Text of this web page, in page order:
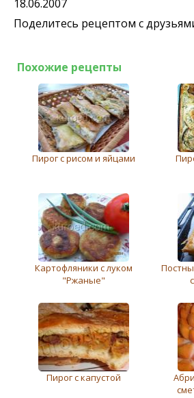
18.06.2007
Поделитесь рецептом с
Похожие рецепты
Пирог с рисом и яйцами
Картофляники с луком
"Ржаные"
Пирог с капустой